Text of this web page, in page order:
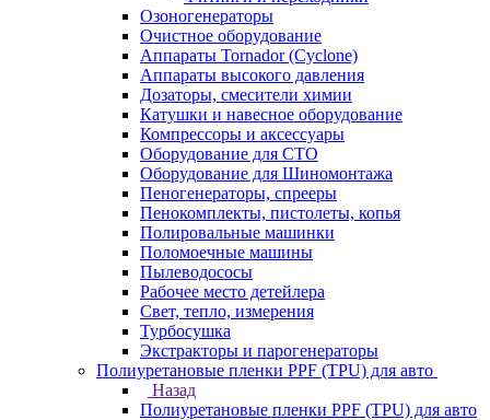
Озоногенераторы
Очистное оборудование
Аппараты Tornador (Cyclone)
Аппараты высокого давления
Дозаторы, смесители химии
Катушки и навесное оборудование
Компрессоры и аксессуары
Оборудование для СТО
Оборудование для Шиномонтажа
Пеногенераторы, спрееры
Пенокомплекты, пистолеты, копья
Полировальные машинки
Поломоечные машины
Пылеводососы
Рабочее место детейлера
Свет, тепло, измерения
Турбосушка
Экстракторы и парогенераторы
Полиуретановые пленки PPF (TPU) для авто
Назад
Полиуретановые пленки PPF (TPU) для авто